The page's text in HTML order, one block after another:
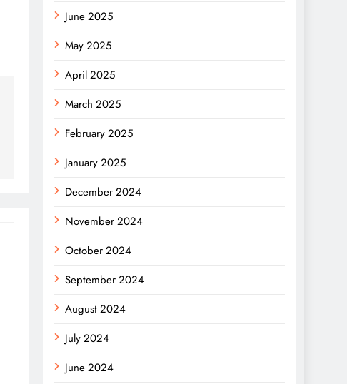
June 2025
May 2025
April 2025
March 2025
February 2025
January 2025
December 2024
November 2024
October 2024
September 2024
August 2024
July 2024
June 2024